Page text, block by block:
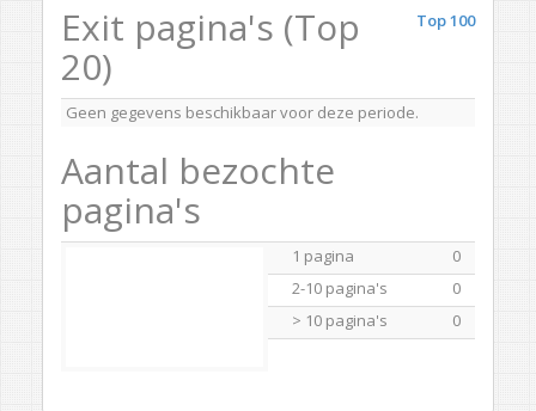
Top 100
Exit pagina's (Top
20)
Geen gegevens beschikbaar voor deze periode.
Aantal bezochte
pagina's
1 pagina
0
2-10 pagina's
0
> 10 pagina's
0